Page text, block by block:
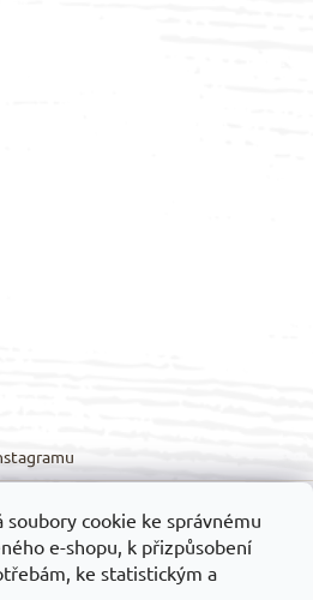
soubory cookie ke správnému
e-shopu, k přizpůsobení
ke statistickým a
Možnosti platby: